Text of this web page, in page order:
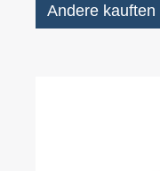
Andere kauften